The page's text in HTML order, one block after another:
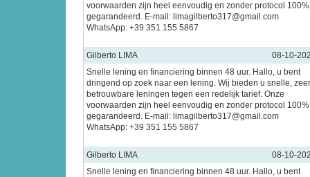
voorwaarden zijn heel eenvoudig en zonder protocol 100%
gegarandeerd. E-mail: limagilberto317@gmail.com
WhatsApp: +39 351 155 5867
Gilberto LIMA
08-10-
Snelle lening en financiering binnen 48 uur. Hallo, u bent
dringend op zoek naar een lening. Wij bieden u snelle, zeer
betrouwbare leningen tegen een redelijk tarief. Onze
voorwaarden zijn heel eenvoudig en zonder protocol 100%
gegarandeerd. E-mail: limagilberto317@gmail.com
WhatsApp: +39 351 155 5867
Gilberto LIMA
08-10-
Snelle lening en financiering binnen 48 uur. Hallo, u bent